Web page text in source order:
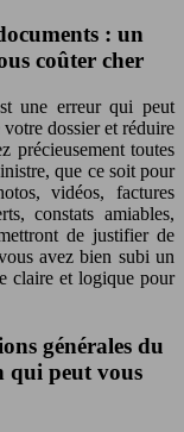
: un
coûter cher
une erreur qui peut
dossier et réduire
précieusement toutes
que ce soit pour
vidéos, factures
constats amiables,
de justifier de
avez bien subi un
claire et logique pour
générales du
qui peut vous